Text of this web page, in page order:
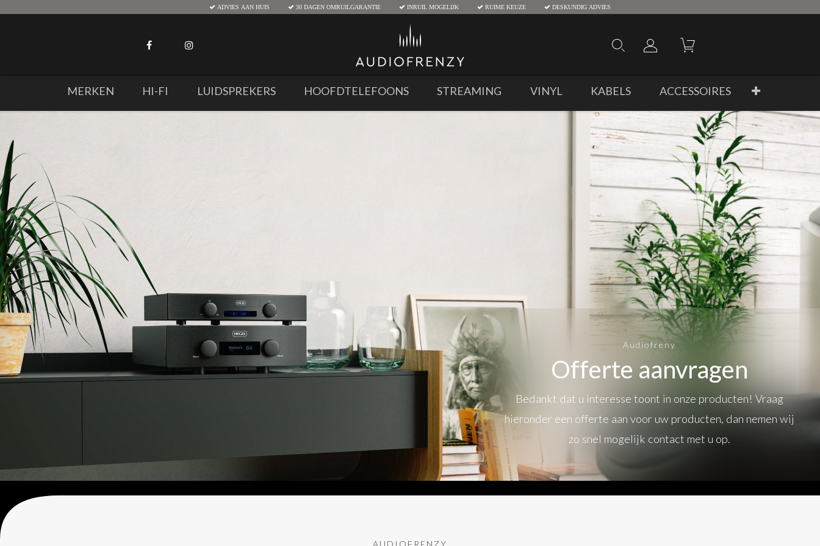
ADVIES AAN HUIS 30 DAGEN OMRUILGARANTIE INRUIL MOGELIJK RUIME KEUZE DESKUNDIG ADVIES
MERKEN HI-FI LUIDSPREKERS HOOFDTELEFOONS STREAMING VINYL KABELS ACCESSOIRES
Audiofreny
Offerte aanvragen
Bedankt dat u interesse toont in onze producten! Vraag
hieronder een offerte aan voor uw producten, dan nemen wij
zo snel mogelijk contact met u op.